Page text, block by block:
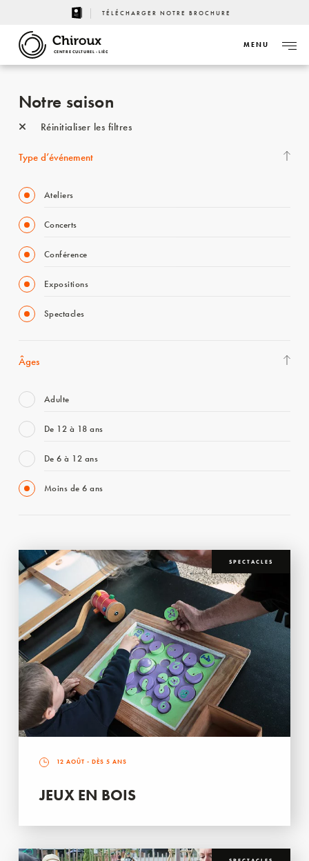
TÉLÉCHARGER NOTRE BROCHURE
CENTRE CULTUREL - LIÈGE
MENU
Notre saison
Réinitialiser les filtres
Type d’événement
Ateliers
Concerts
Conférence
Expositions
Spectacles
Âges
Adulte
De 12 à 18 ans
De 6 à 12 ans
Moins de 6 ans
SPECTACLES
12 AOÛT - DÈS 5 ANS
JEUX EN BOIS